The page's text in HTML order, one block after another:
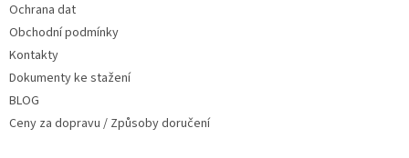
Ochrana dat
Obchodní podmínky
Kontakty
Dokumenty ke stažení
BLOG
Ceny za dopravu / Způsoby doručení